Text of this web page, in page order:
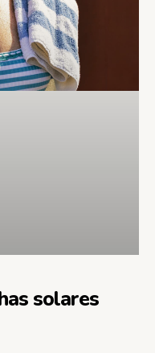
solares